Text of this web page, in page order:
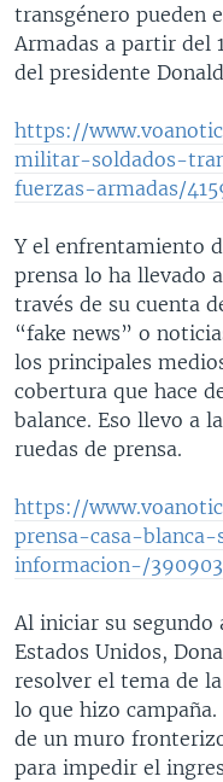
transgénero pueden
Armadas a partir del
del presidente
https://
militar-soldados-
fuerzas-armadas/
Y el enfrentamiento
prensa lo ha llevado
través de su cuenta
“fake news” o
los principales
cobertura que hace
balance. Eso llevo a
ruedas de prensa.
https://
prensa-casa-
informacion-/
Al iniciar su segundo
Estados Unidos,
resolver el tema de
lo que hizo
de un muro
para impedir el